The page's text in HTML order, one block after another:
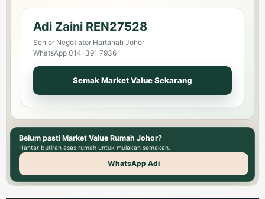
Adi Zaini REN27528
Senior Negotiator Hartanah Johor
WhatsApp 014-391 7936
Semak Market Value Sekarang
Belum pasti Market Value Rumah Johor?
Hantar butiran asas rumah untuk mulakan semakan.
WhatsApp Adi